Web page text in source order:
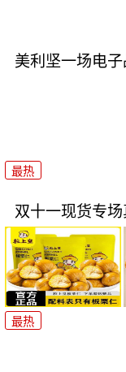
美利坚一场电子
最热
双十一现货专场
最热